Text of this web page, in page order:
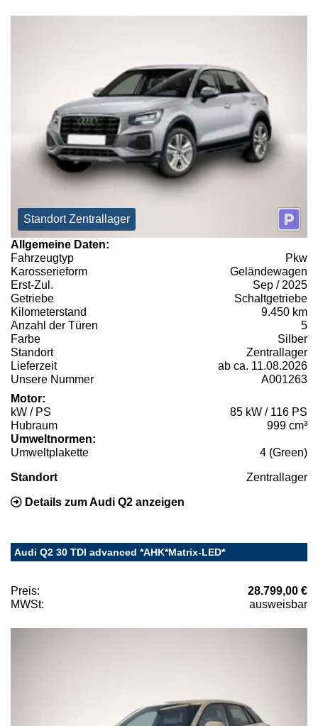
Standort Zentrallager
Allgemeine Daten:
Fahrzeugtyp
Pkw
Karosserieform
Geländewagen
Erst-Zul.
Sep / 2025
Getriebe
Schaltgetriebe
Kilometerstand
9.450 km
Anzahl der Türen
5
Farbe
Silber
Standort
Zentrallager
Lieferzeit
ab ca. 11.08.2026
Unsere Nummer
A001263
Motor:
kW / PS
85 kW / 116 PS
Hubraum
999 cm³
Umweltnormen:
Umweltplakette
4 (Green)
Standort Zentrallager
Details zum Audi Q2 anzeigen
Audi Q2 30 TDI advanced *AHK*Matrix-LED*
Preis:
28.799,00 €
MWSt:
ausweisbar